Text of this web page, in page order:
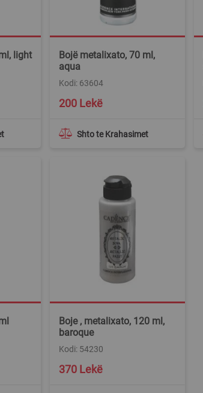
light
Bojë metalixato, 70 ml,
aqua
Kodi: 63604
Shto te Krahasimet
200 Lekë
Boje , metalixato, 120 ml,
baroque
Kodi: 54230
370 Lekë